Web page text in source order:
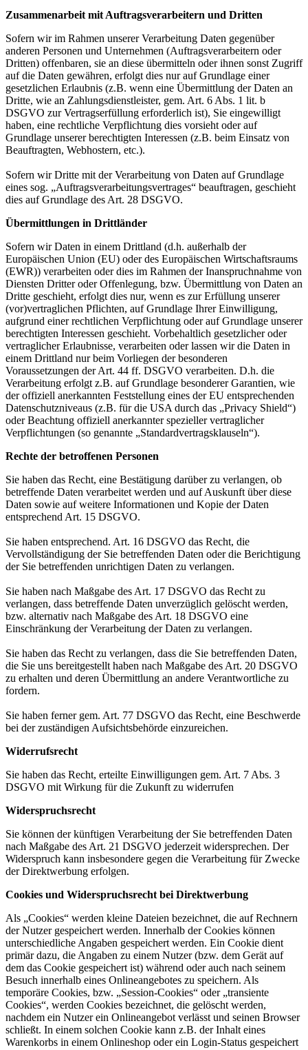
Zusammenarbeit mit Auftragsverarbeitern und Dritten
Sofern wir im Rahmen unserer Verarbeitung Daten gegenüber
anderen Personen und Unternehmen (Auftragsverarbeitern oder
Dritten) offenbaren, sie an diese übermitteln oder ihnen sonst Zugriff
auf die Daten gewähren, erfolgt dies nur auf Grundlage einer
gesetzlichen Erlaubnis (z.B. wenn eine Übermittlung der Daten an
Dritte, wie an Zahlungsdienstleister, gem. Art. 6 Abs. 1 lit. b
DSGVO zur Vertragserfüllung erforderlich ist), Sie eingewilligt
haben, eine rechtliche Verpflichtung dies vorsieht oder auf
Grundlage unserer berechtigten Interessen (z.B. beim Einsatz von
Beauftragten, Webhostern, etc.).
Sofern wir Dritte mit der Verarbeitung von Daten auf Grundlage
eines sog. „Auftragsverarbeitungsvertrages“ beauftragen, geschieht
dies auf Grundlage des Art. 28 DSGVO.
Übermittlungen in Drittländer
Sofern wir Daten in einem Drittland (d.h. außerhalb der
Europäischen Union (EU) oder des Europäischen Wirtschaftsraums
(EWR)) verarbeiten oder dies im Rahmen der Inanspruchnahme von
Diensten Dritter oder Offenlegung, bzw. Übermittlung von Daten an
Dritte geschieht, erfolgt dies nur, wenn es zur Erfüllung unserer
(vor)vertraglichen Pflichten, auf Grundlage Ihrer Einwilligung,
aufgrund einer rechtlichen Verpflichtung oder auf Grundlage unserer
berechtigten Interessen geschieht. Vorbehaltlich gesetzlicher oder
vertraglicher Erlaubnisse, verarbeiten oder lassen wir die Daten in
einem Drittland nur beim Vorliegen der besonderen
Voraussetzungen der Art. 44 ff. DSGVO verarbeiten. D.h. die
Verarbeitung erfolgt z.B. auf Grundlage besonderer Garantien, wie
der offiziell anerkannten Feststellung eines der EU entsprechenden
Datenschutzniveaus (z.B. für die USA durch das „Privacy Shield“)
oder Beachtung offiziell anerkannter spezieller vertraglicher
Verpflichtungen (so genannte „Standardvertragsklauseln“).
Rechte der betroffenen Personen
Sie haben das Recht, eine Bestätigung darüber zu verlangen, ob
betreffende Daten verarbeitet werden und auf Auskunft über diese
Daten sowie auf weitere Informationen und Kopie der Daten
entsprechend Art. 15 DSGVO.
Sie haben entsprechend. Art. 16 DSGVO das Recht, die
Vervollständigung der Sie betreffenden Daten oder die Berichtigung
der Sie betreffenden unrichtigen Daten zu verlangen.
Sie haben nach Maßgabe des Art. 17 DSGVO das Recht zu
verlangen, dass betreffende Daten unverzüglich gelöscht werden,
bzw. alternativ nach Maßgabe des Art. 18 DSGVO eine
Einschränkung der Verarbeitung der Daten zu verlangen.
Sie haben das Recht zu verlangen, dass die Sie betreffenden Daten,
die Sie uns bereitgestellt haben nach Maßgabe des Art. 20 DSGVO
zu erhalten und deren Übermittlung an andere Verantwortliche zu
fordern.
Sie haben ferner gem. Art. 77 DSGVO das Recht, eine Beschwerde
bei der zuständigen Aufsichtsbehörde einzureichen.
Widerrufsrecht
Sie haben das Recht, erteilte Einwilligungen gem. Art. 7 Abs. 3
DSGVO mit Wirkung für die Zukunft zu widerrufen
Widerspruchsrecht
Sie können der künftigen Verarbeitung der Sie betreffenden Daten
nach Maßgabe des Art. 21 DSGVO jederzeit widersprechen. Der
Widerspruch kann insbesondere gegen die Verarbeitung für Zwecke
der Direktwerbung erfolgen.
Cookies und Widerspruchsrecht bei Direktwerbung
Als „Cookies“ werden kleine Dateien bezeichnet, die auf Rechnern
der Nutzer gespeichert werden. Innerhalb der Cookies können
unterschiedliche Angaben gespeichert werden. Ein Cookie dient
primär dazu, die Angaben zu einem Nutzer (bzw. dem Gerät auf
dem das Cookie gespeichert ist) während oder auch nach seinem
Besuch innerhalb eines Onlineangebotes zu speichern. Als
temporäre Cookies, bzw. „Session-Cookies“ oder „transiente
Cookies“, werden Cookies bezeichnet, die gelöscht werden,
nachdem ein Nutzer ein Onlineangebot verlässt und seinen Browser
schließt. In einem solchen Cookie kann z.B. der Inhalt eines
Warenkorbs in einem Onlineshop oder ein Login-Status gespeichert